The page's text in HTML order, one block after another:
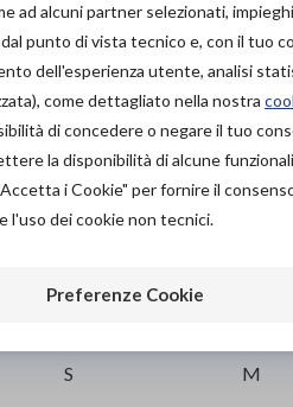
PROVA E
NEGOZIO
NON
ACQUISTA
DA74,70€
L'acquisto in
S M
ad alcuni partner selezionati,
punto di vista tecnico e, con il tuo
dell'esperienza utente, analisi
come dettagliato nella nostra
di concedere o negare il tuo
la disponibilità di alcune
i Cookie" per fornire il
l'uso dei cookie non tecnici.
Preferenze Cookie